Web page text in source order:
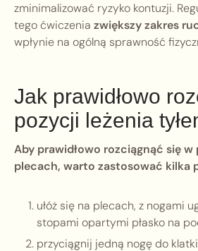
zminimalizować ryzyko kontuzji.
tego ćwiczenia zwiększy zakres
wpłynie na ogólną sprawność
Jak prawidłowo
pozycji leżenia
Aby prawidłowo rozciągnąć się
plecach, warto zastosować kilka
ułóż się na plecach, z nogami
stopami opartymi płasko na
przyciągnij jedną nogę do